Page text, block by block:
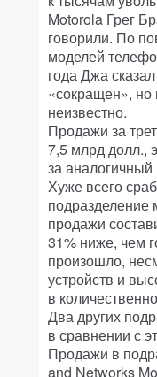
Motorola Грег
говорили. По
моделей
года Джа
«сокращен», но
неизвестно.
Продажи за
7,5 млрд долл.,
за
Хуже всего
подразделение
продажи
31% ниже, чем
произошло,
устройств и
в
Два других
в сравнении с
Продажи в
and Networks